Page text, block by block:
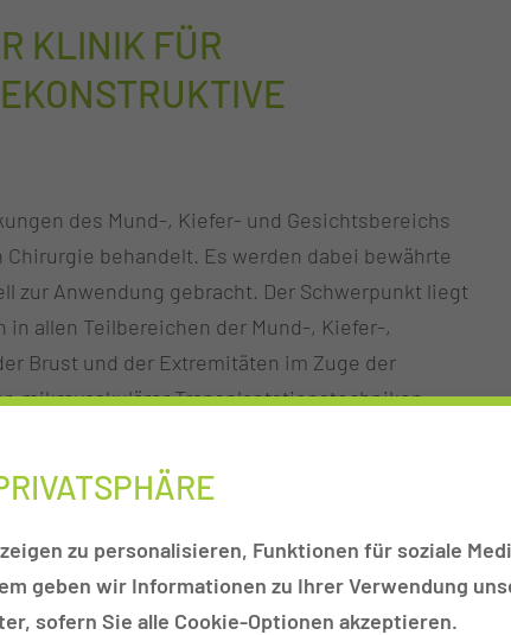
KLINIK FÜR
des Mund-, Kiefer- und Gesichtsbereichs
behandelt. Es werden dabei bewährte
zur Anwendung gebracht. Der Schwerpunkt liegt
allen Teilbereichen der Mund-, Kiefer-,
Brust und der Extremitäten im Zuge der
mikrovaskulärer Transplantationstechniken.
zu personalisieren, Funktionen für soziale
geben wir Informationen zu Ihrer Verwendung
sofern Sie alle Cookie-Optionen akzeptieren.